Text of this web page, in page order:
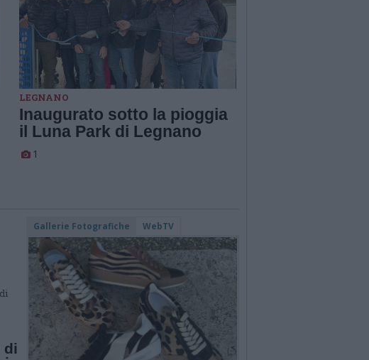
LEGNANO
Inaugurato sotto la pioggia
il Luna Park di Legnano
1
di
Gallerie Fotografiche WebTV